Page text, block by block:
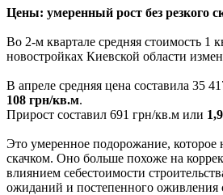
Цены: умеренный рост без резкого
Во 2-м квартале средняя стоимость 1
новостройках Киевской области
В апреле средняя цена составила 35
108 грн/кв.м.
Прирост составил 691 грн/кв.м или
Это умеренное подорожание, которое
скачком. Оно больше похоже на
влиянием себестоимости
ожиданий и постепенного оживления